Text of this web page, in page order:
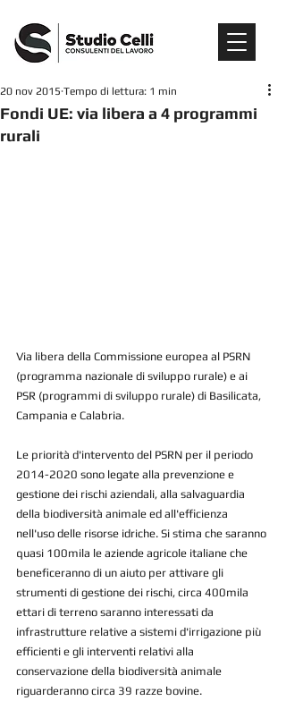
Fondi UE: via libera a 4 programmi
rurali
20 nov 2015 Tempo di lettura: 1 min
Via libera della Commissione europea al PSRN
(programma nazionale di sviluppo rurale) e ai
PSR (programmi di sviluppo rurale) di Basilicata,
Campania e Calabria.
Le priorità d'intervento del PSRN per il periodo
2014-2020 sono legate alla prevenzione e
gestione dei rischi aziendali, alla salvaguardia
della biodiversità animale ed all'efficienza
nell'uso delle risorse idriche. Si stima che saranno
quasi 100mila le aziende agricole italiane che
beneficeranno di un aiuto per attivare gli
strumenti di gestione dei rischi, circa 400mila
ettari di terreno saranno interessati da
infrastrutture relative a sistemi d'irrigazione più
efficienti e gli interventi relativi alla
conservazione della biodiversità animale
riguarderanno circa 39 razze bovine.